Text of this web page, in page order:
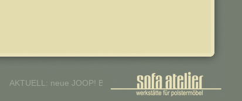
AKTUELL: neue JOOP! Bezugsstoffkollektionen eingetroffen |